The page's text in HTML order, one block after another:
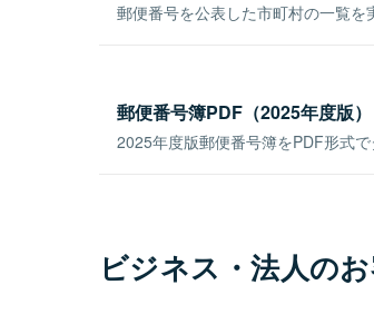
郵便番号を公表した市町村の一覧を
郵便番号簿PDF（2025年度版）
2025年度版郵便番号簿をPDF形式で
ビジネス・法人の